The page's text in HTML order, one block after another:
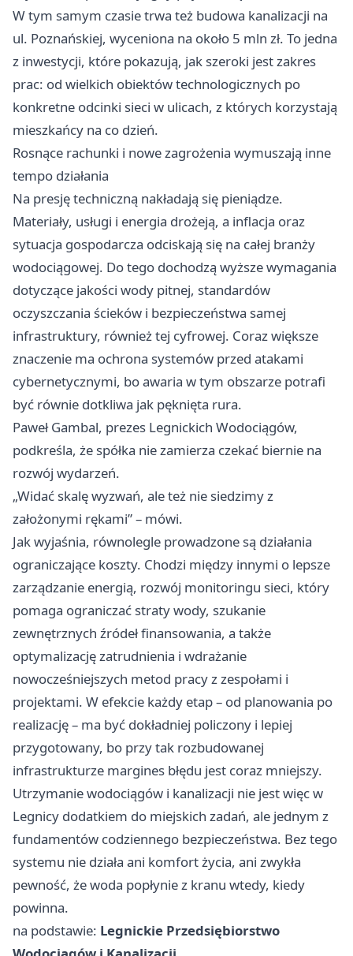
W tym samym czasie trwa też budowa kanalizacji na
ul. Poznańskiej, wyceniona na około 5 mln zł. To jedna
z inwestycji, które pokazują, jak szeroki jest zakres
prac: od wielkich obiektów technologicznych po
konkretne odcinki sieci w ulicach, z których korzystają
mieszkańcy na co dzień.
Rosnące rachunki i nowe zagrożenia wymuszają inne
tempo działania
Na presję techniczną nakładają się pieniądze.
Materiały, usługi i energia drożeją, a inflacja oraz
sytuacja gospodarcza odciskają się na całej branży
wodociągowej. Do tego dochodzą wyższe wymagania
dotyczące jakości wody pitnej, standardów
oczyszczania ścieków i bezpieczeństwa samej
infrastruktury, również tej cyfrowej. Coraz większe
znaczenie ma ochrona systemów przed atakami
cybernetycznymi, bo awaria w tym obszarze potrafi
być równie dotkliwa jak pęknięta rura.
Paweł Gambal, prezes Legnickich Wodociągów,
podkreśla, że spółka nie zamierza czekać biernie na
rozwój wydarzeń.
„Widać skalę wyzwań, ale też nie siedzimy z
założonymi rękami” – mówi.
Jak wyjaśnia, równolegle prowadzone są działania
ograniczające koszty. Chodzi między innymi o lepsze
zarządzanie energią, rozwój monitoringu sieci, który
pomaga ograniczać straty wody, szukanie
zewnętrznych źródeł finansowania, a także
optymalizację zatrudnienia i wdrażanie
nowocześniejszych metod pracy z zespołami i
projektami. W efekcie każdy etap – od planowania po
realizację – ma być dokładniej policzony i lepiej
przygotowany, bo przy tak rozbudowanej
infrastrukturze margines błędu jest coraz mniejszy.
Utrzymanie wodociągów i kanalizacji nie jest więc w
Legnicy dodatkiem do miejskich zadań, ale jednym z
fundamentów codziennego bezpieczeństwa. Bez tego
systemu nie działa ani komfort życia, ani zwykła
pewność, że woda popłynie z kranu wtedy, kiedy
powinna.
na podstawie: Legnickie Przedsiębiorstwo